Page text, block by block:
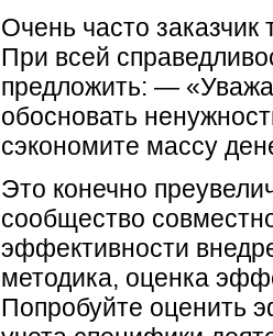
Очень часто заказчик
При всей
предложить: —
обосновать
сэкономите массу
Это конечно
сообщество
эффективности
методика, оценка
Попробуйте оценить